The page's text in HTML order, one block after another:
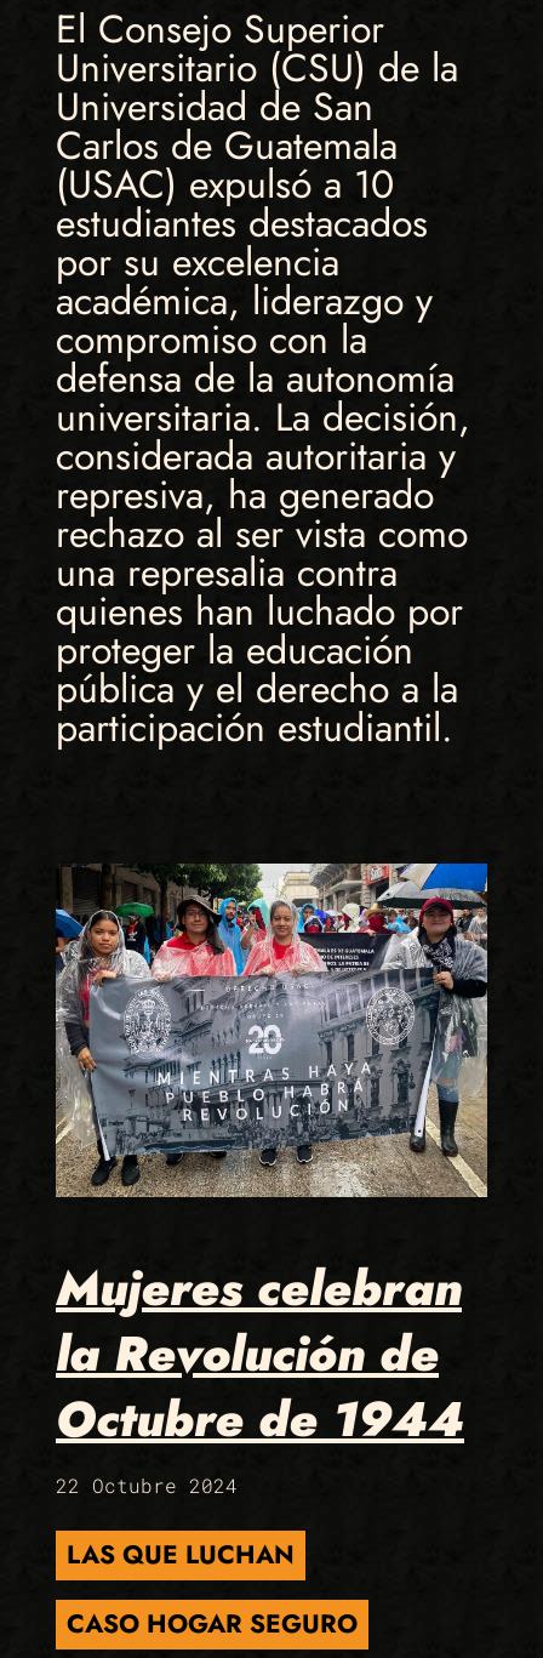
El Consejo Superior
Universitario (CSU) de la
Universidad de San
Carlos de Guatemala
(USAC) expulsó a 10
estudiantes destacados
por su excelencia
académica, liderazgo y
compromiso con la
defensa de la autonomía
universitaria. La decisión,
considerada autoritaria y
represiva, ha generado
rechazo al ser vista como
una represalia contra
quienes han luchado por
proteger la educación
pública y el derecho a la
participación estudiantil.
Mujeres celebran
la Revolución de
Octubre de 1944
22 Octubre 2024
LAS QUE LUCHAN
CASO HOGAR SEGURO